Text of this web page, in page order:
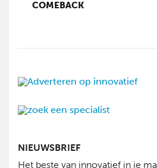
COMEBACK
NIEUWSBRIEF
Het beste van innovatief in je